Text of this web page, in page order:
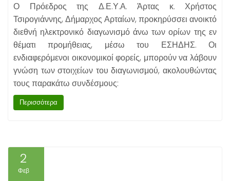
Ο Πρόεδρος της Δ.Ε.Υ.Α. Άρτας κ. Χρήστος
Τσιρογιάννης, Δήμαρχος Αρταίων, προκηρύσσει ανοικτό
διεθνή ηλεκτρονικό διαγωνισμό άνω των ορίων της εν
θέματι προμήθειας, μέσω του ΕΣΗΔΗΣ. Οι
ενδιαφερόμενοι οικονομικοί φορείς, μπορούν να λάβουν
γνώση των στοιχείων του διαγωνισμού, ακολουθώντας
τους παρακάτω συνδέσμους:
Περισσότερα
2
Φεβ